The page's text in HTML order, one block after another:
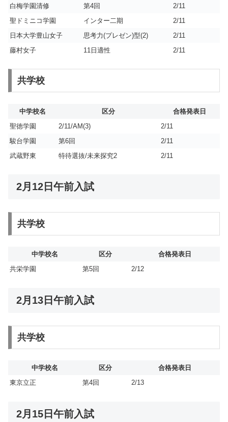
白梅学園清修
第4回
2/11
聖ドミニコ学園
インター二期
2/11
日本大学豊山女子
思考力(プレゼン)型(2)
2/11
藤村女子
11日適性 2/11
共学校
中学校名 区分
合格発表日
聖徳学園
2/11/AM(3)
2/11
駿台学園
第6回
2/11
武蔵野東
特待選抜/未来探究2 2/11
2月12日午前入試
共学校
中学校名 区分
合格発表日
共栄学園
第5回 2/12
2月13日午前入試
共学校
中学校名 区分
合格発表日
東京立正
第4回 2/13
2月15日午前入試